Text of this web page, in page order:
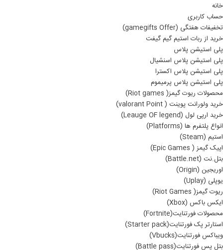
خانه
حساب کاربری
تخفیفات هفتگی (gamegifts Offer)
خرید از ربات استیم گیم گیفت
پلی استیشن پلاس
پلی استیشن پلاس اسنشیال
پلی استیشن پلاس اکسترا
پلی استیشن پلاس پرمیموم
محصولات ریوت گیمز( Riot games)
خرید ولورانت پوینت ( valorant Point)
خرید ارپی لول (Leauge OF legend)
انواع پلتفرم ها (Platforms)
استیم (Steam)
اپیک گیمز ( Epic Games)
بتل.نت (Battle.net)
اوریجین (Origin)
یوپلی (Uplay)
ریوت گیمز( Riot Games)
ایکس باکس (Xbox)
محصولات فورتنایت(Fortnite)
استارتر پک فورتنایت(Starter pack)
ویباکس فورتنایت(Vbucks)
بتل پس فورتنایت(Battle pass)